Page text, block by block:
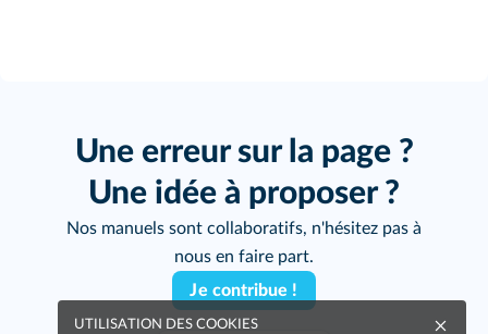
Une erreur sur la page ?
Une idée à proposer ?
Nos manuels sont collaboratifs, n'hésitez pas à
nous en faire part.
Je contribue !
UTILISATION DES COOKIES